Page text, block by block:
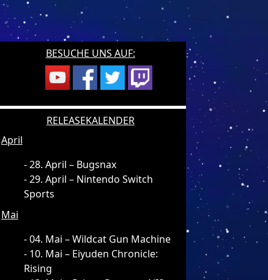
BESUCHE UNS AUF:
RELEASEKALENDER
April
28. April – Bugsnax
29. April – Nintendo Switch
Sports
Mai
04. Mai – Wildcat Gun Machine
10. Mai – Eiyuden Chronicle:
Rising